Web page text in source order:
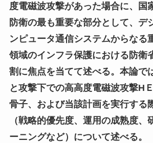
度電磁波攻撃があった場合に、国
防衛の最も重要な部分として、デ
ンピュータ通信システムからなる
領域のインフラ保護における防衛
割に焦点を当てて述べる。本論で
と攻撃下での高高度電磁波攻撃H
骨子、および当該計画を実行する
（戦略的優先度、運用の成熟度、
ーニングなど）について述べる。